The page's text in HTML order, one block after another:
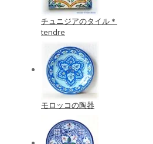
チュニジアのタイル＊
tendre
モロッコの陶器